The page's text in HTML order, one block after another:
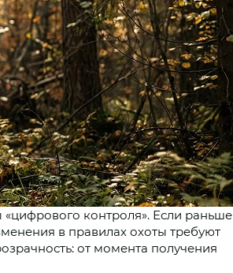
«цифрового контроля». Если раньше
в правилах охоты требуют
от момента получения